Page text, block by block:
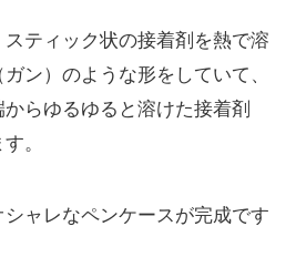
ティック状の接着剤を熱で溶
ン）のような形をしていて、
からゆるゆると溶けた接着剤
。
ャレなペンケースが完成です